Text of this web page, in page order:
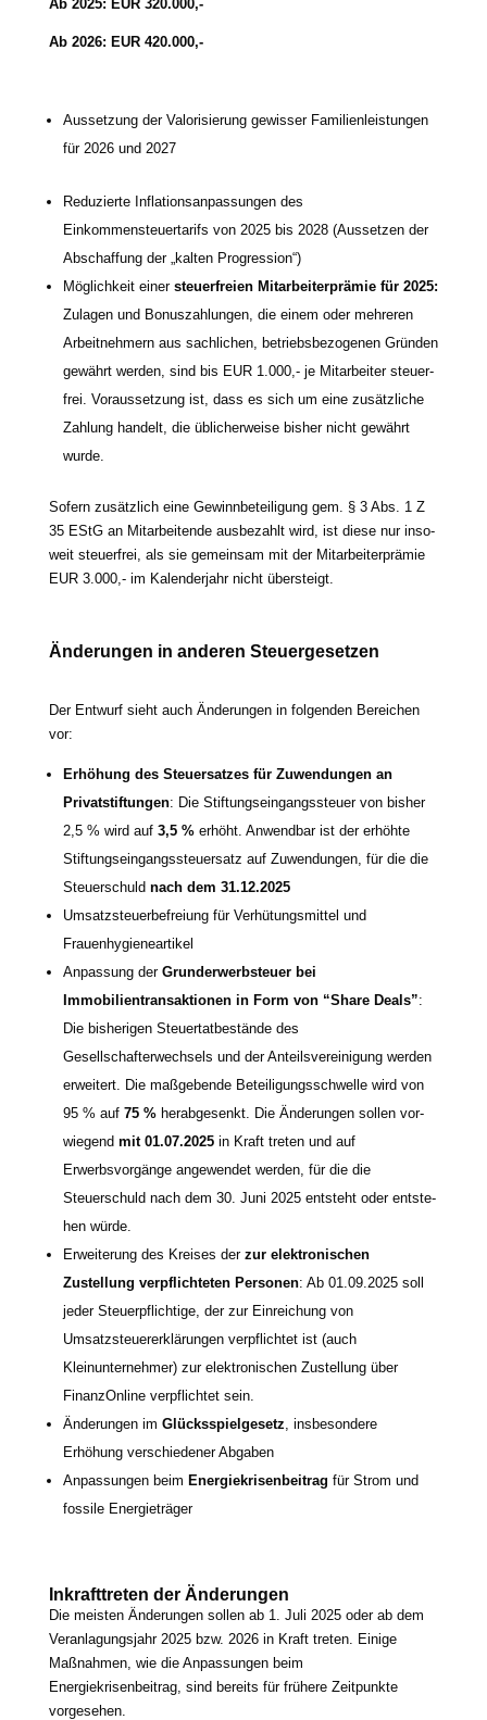
Ab 2025: EUR 320.000,-
Ab 2026: EUR 420.000,-
Aussetzung der Valorisierung gewis­ser Familienleistungen
für 2026 und 2027
Reduzierte Inflationsanpassungen des
Einkommensteuertarifs von 2025 bis 2028 (Aussetzen der
Abschaffung der „kal­ten Progression“)
Möglichkeit einer steu­er­frei­en Mitarbeiterprämie für 2025:
Zulagen und Bonuszahlungen, die einem oder meh­re­ren
Arbeitnehmern aus sach­li­chen, betriebs­be­zo­ge­nen Gründen
gewährt wer­den, sind bis EUR 1.000,- je Mitarbeiter steu­er­
frei. Voraussetzung ist, dass es sich um eine zusätz­li­che
Zahlung han­delt, die übli­cher­wei­se bis­her nicht gewährt
wurde.
Sofern zusätz­lich eine Gewinnbeteiligung gem. § 3 Abs. 1 Z
35 EStG an Mitarbeitende aus­be­zahlt wird, ist die­se nur inso­
weit steu­er­frei, als sie gemein­sam mit der Mitarbeiterprämie
EUR 3.000,- im Kalenderjahr nicht übersteigt.
Änderungen in ande­ren Steuergesetzen
Der Entwurf sieht auch Änderungen in fol­gen­den Bereichen
vor:
Erhöhung des Steuersatzes für Zuwendungen an
Privatstiftungen: Die Stiftungseingangssteuer von bis­her
2,5 % wird auf 3,5 % erhöht. Anwendbar ist der erhöh­te
Stiftungseingangssteuersatz auf Zuwendungen, für die die
Steuerschuld nach dem 31.12.2025
Umsatzsteuerbefreiung für Verhütungsmittel und
Frauenhygieneartikel
Anpassung der Grunderwerbsteuer bei
Immobilientransaktionen in Form von “Share Deals”:
Die bis­he­ri­gen Steuertatbestände des
Gesellschafterwechsels und der Anteilsvereinigung wer­den
erwei­tert. Die maß­ge­ben­de Beteiligungsschwelle wird von
95 % auf 75 %her­ab­ge­senkt. Die Änderungen sol­len vor­
wie­gend mit 01.07.2025in Kraft tre­ten und auf
Erwerbsvorgänge ange­wen­det wer­den, für die die
Steuerschuld nach dem 30. Juni 2025 ent­steht oder ent­ste­
hen würde.
Erweiterung des Kreises der zur elek­tro­ni­schen
Zustellung ver­pflich­te­ten Personen: Ab 01.09.2025 soll
jeder Steuerpflichtige, der zur Einreichung von
Umsatzsteuererklärungen ver­pflich­tet ist (auch
Kleinunternehmer) zur elek­tro­ni­schen Zustellung über
FinanzOnline ver­pflich­tet sein.
Änderungen im Glücksspielgesetz , ins­be­son­de­re
Erhöhung ver­schie­de­ner Abgaben
Anpassungen beim Energiekrisenbeitrag für Strom und
fos­si­le Energieträger
Inkrafttreten der Änderungen
Die meis­ten Änderungen sol­len ab 1. Juli 2025 oder ab dem
Veranlagungsjahr 2025 bzw. 2026 in Kraft tre­ten. Einige
Maßnahmen, wie die Anpassungen beim
Energiekrisenbeitrag, sind bereits für frü­he­re Zeitpunkte
vorgesehen.